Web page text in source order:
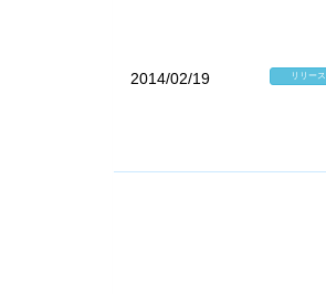
2014/02/19 リリース